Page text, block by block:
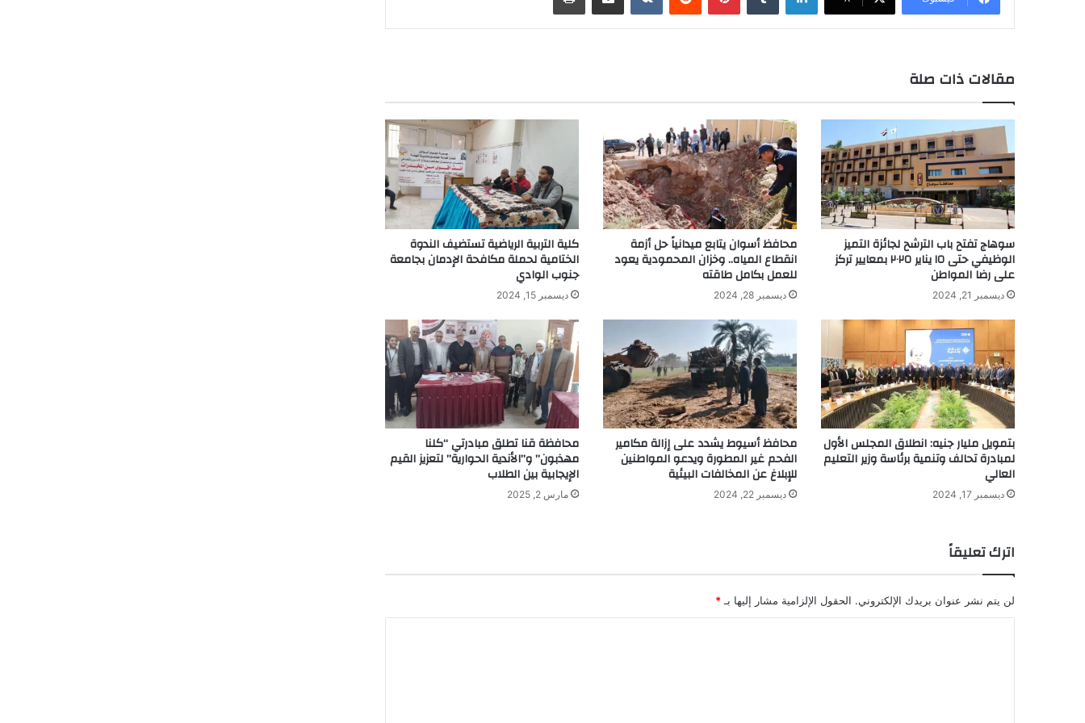
مقالات ذات صلة
سوهاج تفتح باب الترشح لجائزة التميز
الوظيفي حتى ١٥ يناير ٢٠٢٥ بمعايير تركز
على رضا المواطن
ديسمبر 21, 2024
محافظ أسوان يتابع ميدانياً حل أزمة
انقطاع المياه.. وخزان المحمودية يعود
للعمل بكامل طاقته
ديسمبر 28, 2024
كلية التربية الرياضية تستضيف الندوة
الختامية لحملة مكافحة الإدمان بجامعة
جنوب الوادي
ديسمبر 15, 2024
بتمويل مليار جنيه: انطلاق المجلس الأول
لمبادرة تحالف وتنمية برئاسة وزير التعليم
العالي
ديسمبر 17, 2024
محافظ أسيوط يشدد على إزالة مكامير
الفحم غير المطورة ويدعو المواطنين
للإبلاغ عن المخالفات البيئية
ديسمبر 22, 2024
محافظة قنا تطلق مبادرتي “كلنا
مهذبون” و”الأندية الحوارية” لتعزيز القيم
الإيجابية بين الطلاب
مارس 2, 2025
اترك تعليقاً
لن يتم نشر عنوان بريدك الإلكتروني. الحقول الإلزامية مشار إليها بـ *